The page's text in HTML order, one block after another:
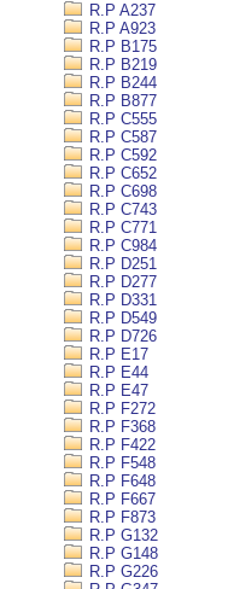
R.P A237
R.P A923
R.P B175
R.P B219
R.P B244
R.P B877
R.P C555
R.P C587
R.P C592
R.P C652
R.P C698
R.P C743
R.P C771
R.P C984
R.P D251
R.P D277
R.P D331
R.P D549
R.P D726
R.P E17
R.P E44
R.P E47
R.P F272
R.P F368
R.P F422
R.P F548
R.P F648
R.P F667
R.P F873
R.P G132
R.P G148
R.P G226